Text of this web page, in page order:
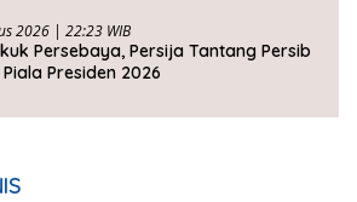
2026 | 22:23 WIB
Persebaya, Persija Tantang Persib
Presiden 2026